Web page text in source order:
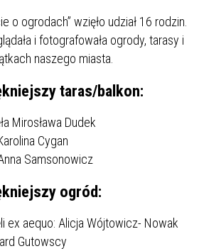
o ogrodach” wzięło udział 16 rodzin.
i fotografowała ogrody, tarasy i
naszego miasta.
taras/balkon:
Mirosława Dudek
Cygan
Samsonowicz
ogród:
ex aequo: Alicja Wójtowicz- Nowak
Gutowscy